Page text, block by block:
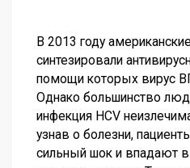
В 2013 году
синтезировали
помощи которых вирус
Однако большинство
инфекция HCV
узнав о болезни,
сильный шок и впадают